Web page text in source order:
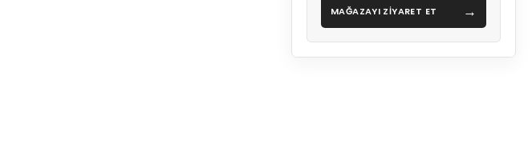
MAĞAZAYI ZİYARET ET →